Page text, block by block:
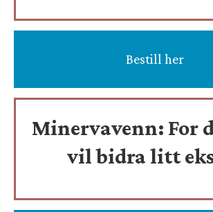
Bestill her
Minervavenn: For
vil bidra litt